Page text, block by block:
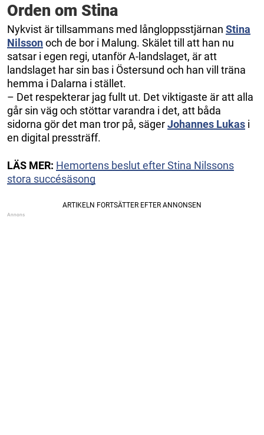
Orden om Stina
Nykvist är tillsammans med långloppsstjärnan Stina
Nilssonoch de bor i Malung. Skälet till att han nu
satsar i egen regi, utanför A-landslaget, är att
landslaget har sin bas i Östersund och han vill träna
hemma i Dalarna i stället.
– Det respekterar jag fullt ut. Det viktigaste är att alla
går sin väg och stöttar varandra i det, att båda
sidorna gör det man tror på, sägerJohannes Lukas i
en digital pressträff.
LÄS MER: Hemortens beslut efter Stina Nilssons
stora succésäsong